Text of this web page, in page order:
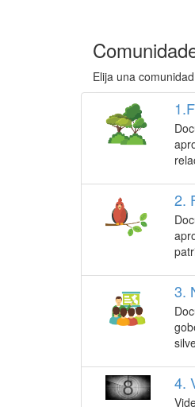
Elija una
2.
3.
4.